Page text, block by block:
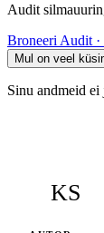
Audit
Broneeri Audit ·
Mul on veel
Sinu andmeid ei
KS